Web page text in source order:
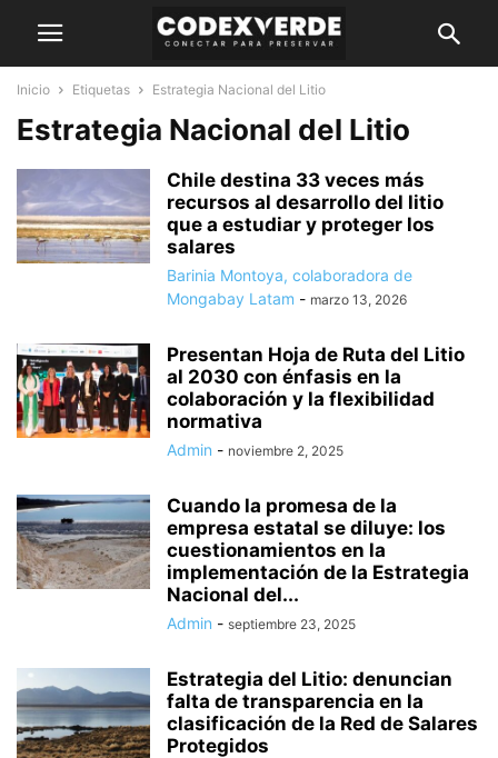
Inicio Etiquetas Estrategia Nacional del Litio
Estrategia Nacional del Litio
Chile destina 33 veces más
recursos al desarrollo del litio
que a estudiar y proteger los
salares
Barinia Montoya, colaboradora de
Mongabay Latam - marzo 13, 2026
Presentan Hoja de Ruta del Litio
al 2030 con énfasis en la
colaboración y la flexibilidad
normativa
Admin - noviembre 2, 2025
Cuando la promesa de la
empresa estatal se diluye: los
cuestionamientos en la
implementación de la Estrategia
Nacional del...
Admin - septiembre 23, 2025
Estrategia del Litio: denuncian
falta de transparencia en la
clasificación de la Red de Salares
Protegidos